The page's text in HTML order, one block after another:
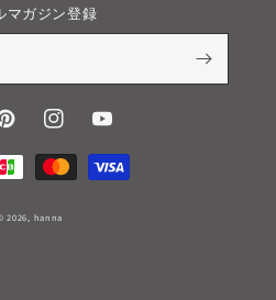
マガジン登録
InstagramYouTube
2026, hanna